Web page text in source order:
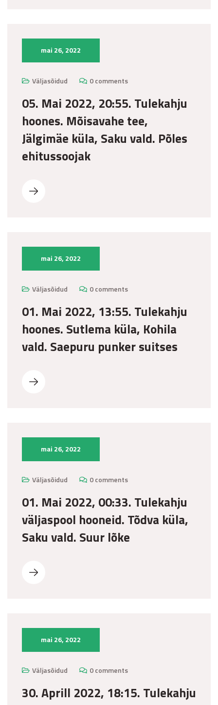
mai 26, 2022
Väljasõidud 0 comments
05. Mai 2022, 20:55. Tulekahju
hoones. Mõisavahe tee,
Jälgimäe küla, Saku vald. Põles
ehitussoojak
mai 26, 2022
Väljasõidud 0 comments
01. Mai 2022, 13:55. Tulekahju
hoones. Sutlema küla, Kohila
vald. Saepuru punker suitses
mai 26, 2022
Väljasõidud 0 comments
01. Mai 2022, 00:33. Tulekahju
väljaspool hooneid. Tõdva küla,
Saku vald. Suur lõke
mai 26, 2022
Väljasõidud 0 comments
30. Aprill 2022, 18:15. Tulekahju